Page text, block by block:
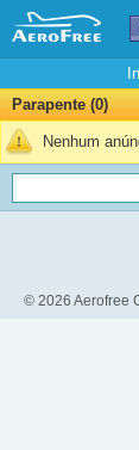
Parapente (0)
Nenhum
© 2026 Aerofree